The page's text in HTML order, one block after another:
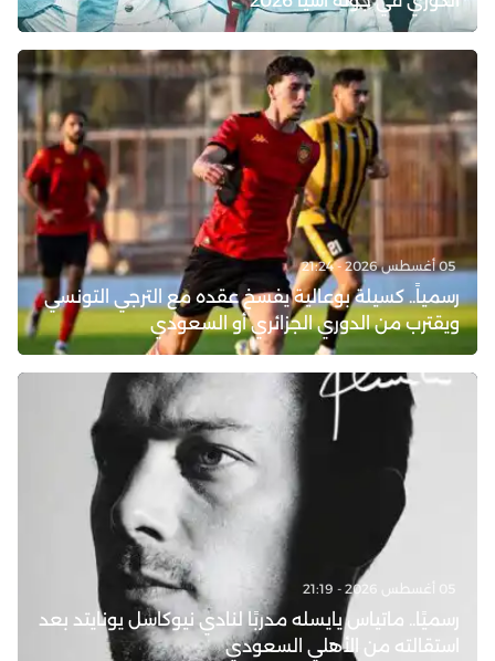
05 أغسطس 2026 - 21:24
رسمياً.. كسيلة بوعالية يفسخ عقده مع الترجي التونسي
ويقترب من الدوري الجزائري أو السعودي
رسميًا.. ماتياس يايسله مدربًا لنادي نيوكاسل يونايتد بعد
استقالته من الأهلي السعودي